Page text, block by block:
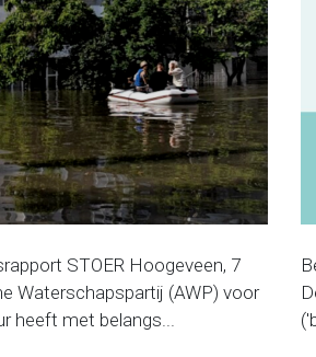
STOER Hoogeveen, 7
Waterschapspartij (AWP) voor
heeft met belangs...